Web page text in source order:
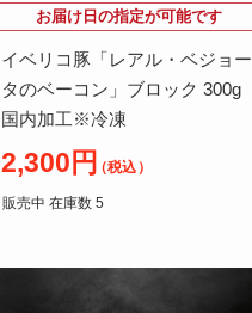
お届け日の指定が可能です
イベリコ豚「レアル・ベジョー
タのベーコン」ブロック 300g
国内加工※冷凍
2,300円（税込）
販売中 在庫数 5